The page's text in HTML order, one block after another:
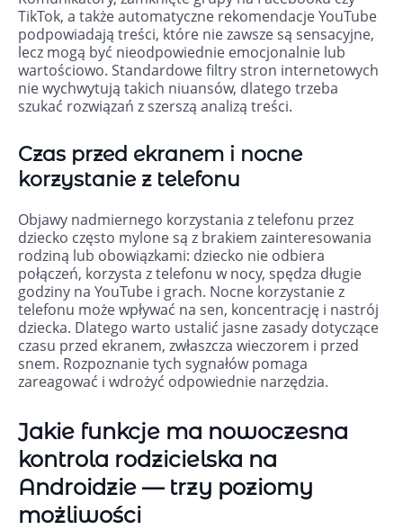
TikTok, a także automatyczne rekomendacje YouTube
podpowiadają treści, które nie zawsze są sensacyjne,
lecz mogą być nieodpowiednie emocjonalnie lub
wartościowo. Standardowe filtry stron internetowych
nie wychwytują takich niuansów, dlatego trzeba
szukać rozwiązań z szerszą analizą treści.
Czas przed ekranem i nocne
korzystanie z telefonu
Objawy nadmiernego korzystania z telefonu przez
dziecko często mylone są z brakiem zainteresowania
rodziną lub obowiązkami: dziecko nie odbiera
połączeń, korzysta z telefonu w nocy, spędza długie
godziny na YouTube i grach. Nocne korzystanie z
telefonu może wpływać na sen, koncentrację i nastrój
dziecka. Dlatego warto ustalić jasne zasady dotyczące
czasu przed ekranem, zwłaszcza wieczorem i przed
snem. Rozpoznanie tych sygnałów pomaga
zareagować i wdrożyć odpowiednie narzędzia.
Jakie funkcje ma nowoczesna
kontrola rodzicielska na
Androidzie — trzy poziomy
możliwości